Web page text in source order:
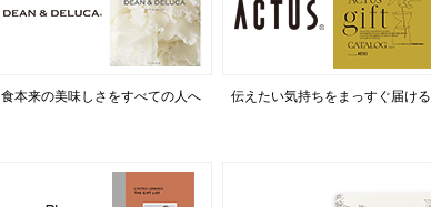
食本来の美味しさをすべての人へ 伝えたい気持ちをまっすぐ届ける